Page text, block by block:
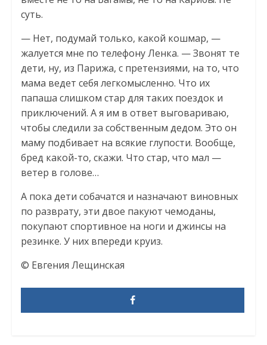
суть.
— Нет, подумай только, какой кошмар, —
жалуется мне по телефону Ленка. — Звонят те
дети, ну, из Парижа, с претензиями, на то, что
мама ведет себя легкомысленно. Что их
папаша слишком стар для таких поездок и
приключений. А я им в ответ выговариваю,
чтобы следили за собственным дедом. Это он
маму подбивает на всякие глупости. Вообще,
бред какой-то, скажи. Что стар, что мал —
ветер в голове…
А пока дети собачатся и назначают виновных
по разврату, эти двое пакуют чемоданы,
покупают спортивное на ноги и джинсы на
резинке. У них впереди круиз.
© Евгения Лещинская